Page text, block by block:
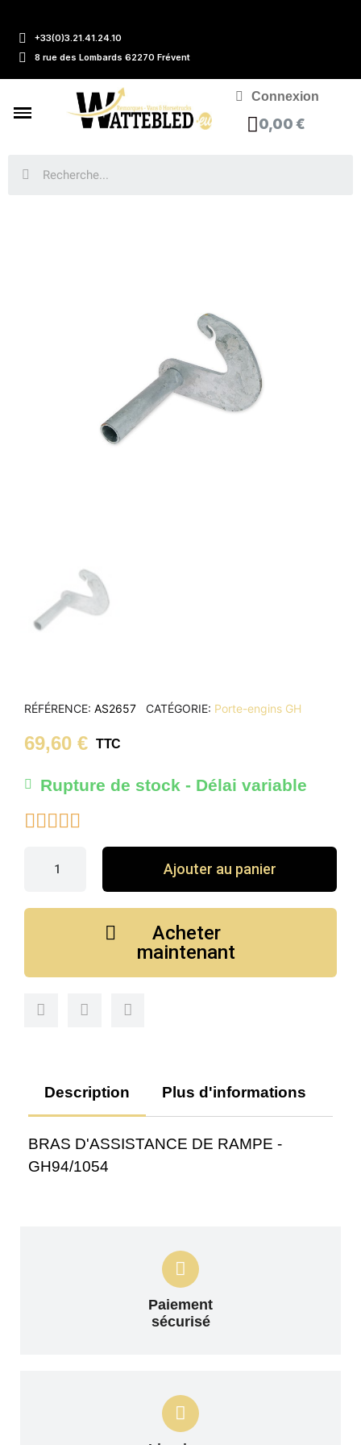
+33(0)3.21.41.24.10
8 rue des Lombards 62270 Frévent
Connexion
0,00 €
RÉFÉRENCE AS2657 CATÉGORIE Porte-engins GH
69,60 € TTC
Rupture de stock - Délai variable

Ajouter au panier
Acheter
maintenant
Description Plus d'informations
BRAS D'ASSISTANCE DE RAMPE -
GH94/1054
Paiement
sécurisé